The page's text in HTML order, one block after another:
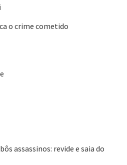
o crime cometido
assassinos: revide e saia do